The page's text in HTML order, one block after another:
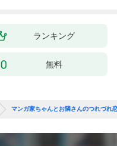
ランキング
無料
マンガ家ちゃんとお隣さんのつれづれ